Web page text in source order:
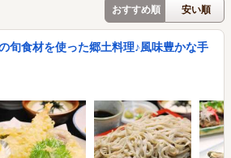
おすすめ順
安い順
食材を使った郷土料理♪風味豊かな手